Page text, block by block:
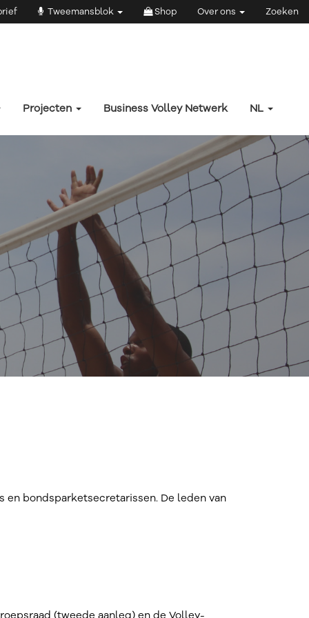
Tweemansblok Shop Over ons Zoeken
Projecten Business Volley Netwerk NL
bondsparketsecretarissen. De leden van
(tweede aanleg) en de Volley-